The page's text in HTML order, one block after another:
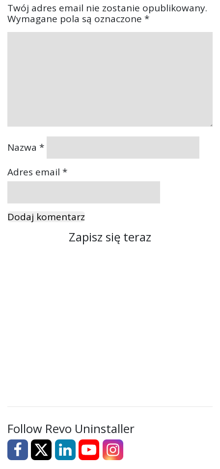
Twój adres email nie zostanie opublikowany.
Wymagane pola są oznaczone *
Nazwa *
Adres email *
Zapisz się teraz
Follow Revo Uninstaller